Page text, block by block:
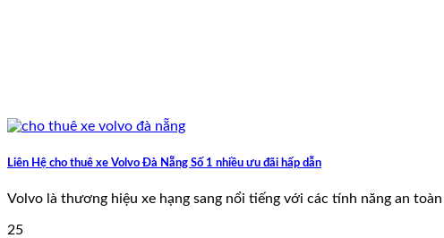
Liên Hệ cho thuê xe Volvo Đà Nẵng Số 1 nhiều ưu đãi hấp dẫn
Volvo là thương hiệu xe hạng sang nổi tiếng với các tính năng an toàn
25